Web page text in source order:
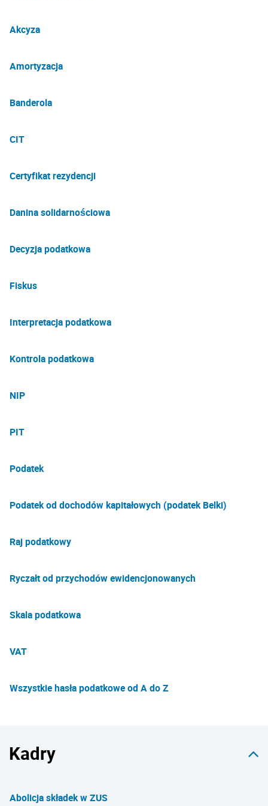
Akcyza
Amortyzacja
Banderola
CIT
Certyfikat rezydencji
Danina solidarnościowa
Decyzja podatkowa
Fiskus
Interpretacja podatkowa
Kontrola podatkowa
NIP
PIT
Podatek
Podatek od dochodów kapitałowych (podatek Belki)
Raj podatkowy
Ryczałt od przychodów ewidencjonowanych
Skala podatkowa
VAT
Wszystkie hasła podatkowe od A do Z
Kadry
Abolicja składek w ZUS